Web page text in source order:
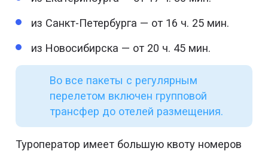
из Санкт-Петербурга — от 16 ч. 25 мин.
из Новосибирска — от 20 ч. 45 мин.
Во все пакеты с регулярным
перелетом включен групповой
трансфер до отелей размещения.
Туроператор имеет большую квоту номеров